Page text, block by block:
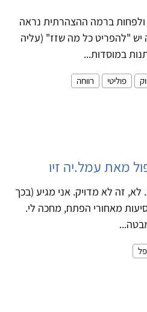
ולפחות ברמה ההצהרתית נראה
"להפריט כל מה שזז" (עליה
במוסדות...
פוליטי
רווחה
מאת עמל.יה זיו
זה לא מדויק. אני מגיע (בכך
מאחורי הפתח, מחכה לי.